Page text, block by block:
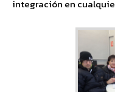
integración en